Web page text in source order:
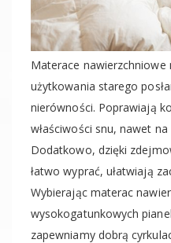
Materace nawierzchniowe
użytkowania starego
nierówności. Poprawiają
właściwości snu, nawet
Dodatkowo, dzięki
łatwo wyprać, ułatwiają
Wybierając materac
wysokogatunkowych
zapewniamy dobrą